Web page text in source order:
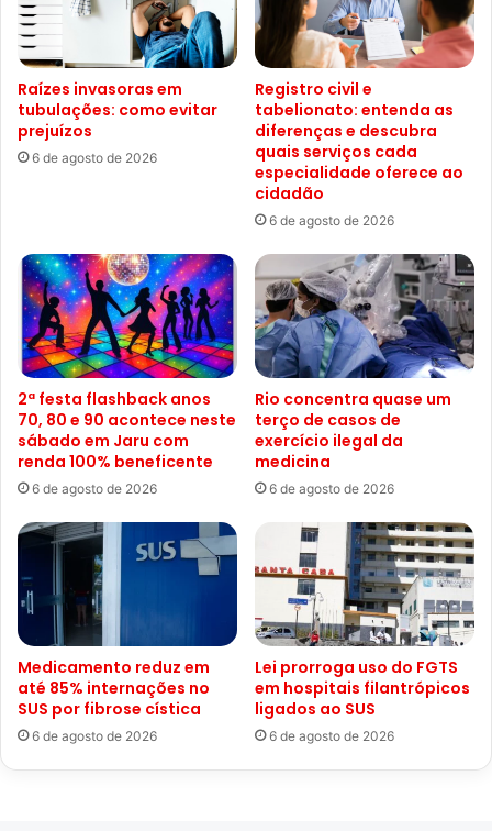
Raízes invasoras em
tubulações: como evitar
prejuízos
6 de agosto de 2026
Registro civil e
tabelionato: entenda as
diferenças e descubra
quais serviços cada
especialidade oferece ao
cidadão
6 de agosto de 2026
2ª festa flashback anos
70, 80 e 90 acontece neste
sábado em Jaru com
renda 100% beneficente
6 de agosto de 2026
Rio concentra quase um
terço de casos de
exercício ilegal da
medicina
6 de agosto de 2026
Medicamento reduz em
até 85% internações no
SUS por fibrose cística
6 de agosto de 2026
Lei prorroga uso do FGTS
em hospitais filantrópicos
ligados ao SUS
6 de agosto de 2026